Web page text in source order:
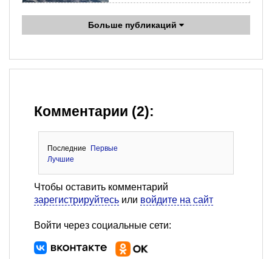
Больше публикаций
Комментарии (2):
Последние
Первые
Лучшие
Чтобы оставить комментарий
зарегистрируйтесь или войдите на сайт
Войти через социальные сети: